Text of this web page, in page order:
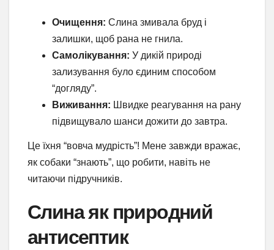
Очищення: Слина змивала бруд і
залишки, щоб рана не гнила.
Самолікування: У дикій природі
зализування було єдиним способом
“догляду”.
Виживання: Швидке реагування на рану
підвищувало шанси дожити до завтра.
Це їхня “вовча мудрість”! Мене завжди вражає,
як собаки “знають”, що робити, навіть не
читаючи підручників.
Слина як природний
антисептик